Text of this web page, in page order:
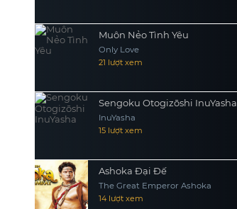
Muôn Nẻo Tình Yêu
Only Love
21 lượt xem
Sengoku Otogizōshi InuYasha
InuYasha
15 lượt xem
Ashoka Đại Đế
The Great Emperor Ashoka
14 lượt xem